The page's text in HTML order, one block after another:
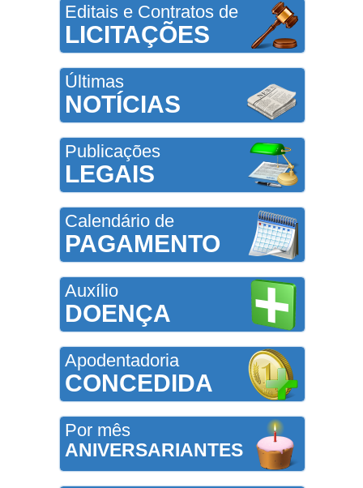
Editais e Contratos de
LICITAÇÕES
Últimas
NOTÍCIAS
Publicações
LEGAIS
Calendário de
PAGAMENTO
Auxílio
DOENÇA
Apodentadoria
CONCEDIDA
Por mês
ANIVERSARIANTES